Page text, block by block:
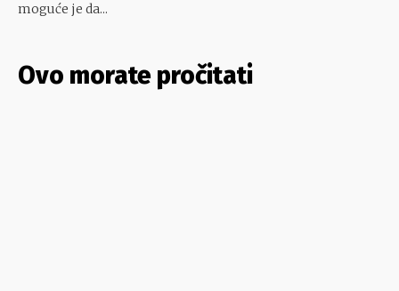
moguće je da...
Ovo morate pročitati